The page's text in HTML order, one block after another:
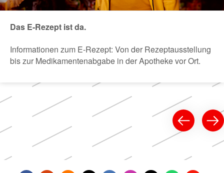
Das E-Rezept ist da.
Informationen zum E-Rezept: Von der Rezeptausstellung
bis zur Medikamentenabgabe in der Apotheke vor Ort.